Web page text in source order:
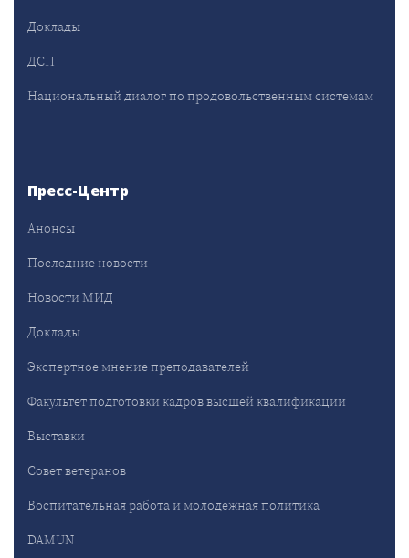
Доклады
ДСП
Национальный диалог по продовольственным системам
Пресс-Центр
Анонсы
Последние новости
Новости МИД
Доклады
Экспертное мнение преподавателей
Факультет подготовки кадров высшей квалификации
Выставки
Совет ветеранов
Воспитательная работа и молодёжная политика
DAMUN